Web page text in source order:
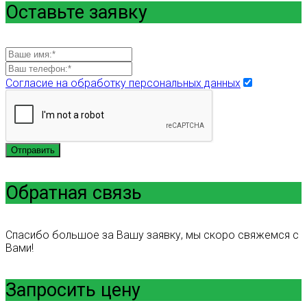
Оставьте заявку
Согласие на обработку персональных данных
Отправить
Обратная связь
Спасибо большое за Вашу заявку, мы скоро свяжемся с
Вами!
Запросить цену